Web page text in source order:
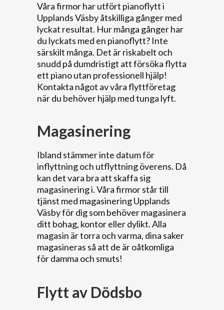
Våra firmor har utfört pianoflytt i
Upplands Väsby åtskilliga gånger med
lyckat resultat. Hur många gånger har
du lyckats med en pianoflytt? Inte
särskilt många. Det är riskabelt och
snudd på dumdristigt att försöka flytta
ett piano utan professionell hjälp!
Kontakta något av våra flyttföretag
när du behöver hjälp med tunga lyft.
Magasinering
Ibland stämmer inte datum för
inflyttning och utflyttning överens. Då
kan det vara bra att skaffa sig
magasinering i. Våra firmor står till
tjänst med magasinering Upplands
Väsby för dig som behöver magasinera
ditt bohag, kontor eller dylikt. Alla
magasin är torra och varma, dina saker
magasineras så att de är oåtkomliga
för damma och smuts!
Flytt av Dödsbo